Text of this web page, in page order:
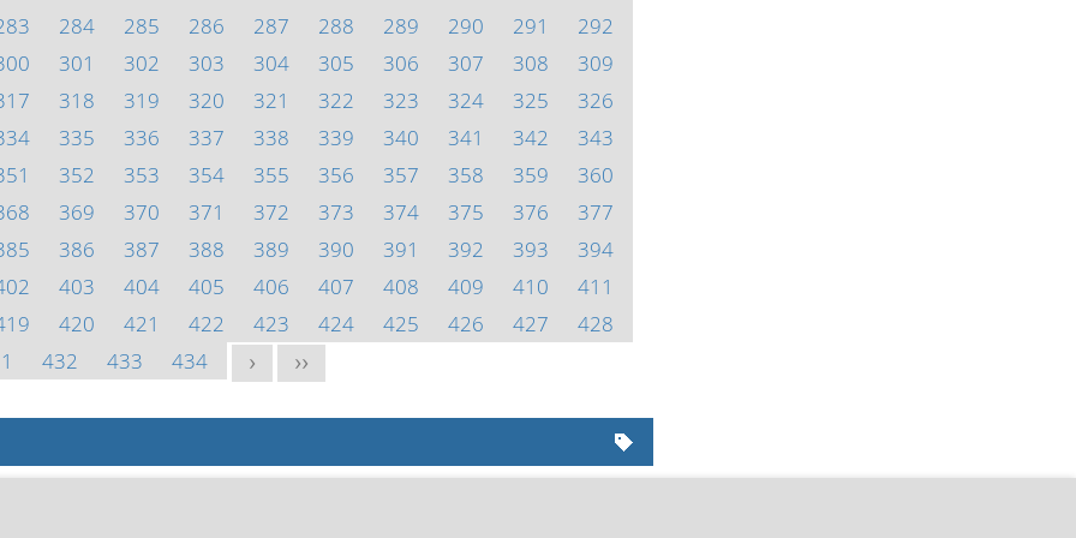
284 285 286 287 288 289 290 291
292
301 302 303 304 305 306 307 308
309
318 319 320 321 322 323 324 325
326
335 336 337 338 339 340 341 342
343
352 353 354 355 356 357 358 359
360
369 370 371 372 373 374 375 376
377
386 387 388 389 390 391 392 393
394
403 404 405 406 407 408 409 410
411
420 421 422 423 424 425 426 427
428
432 433 434 > >>